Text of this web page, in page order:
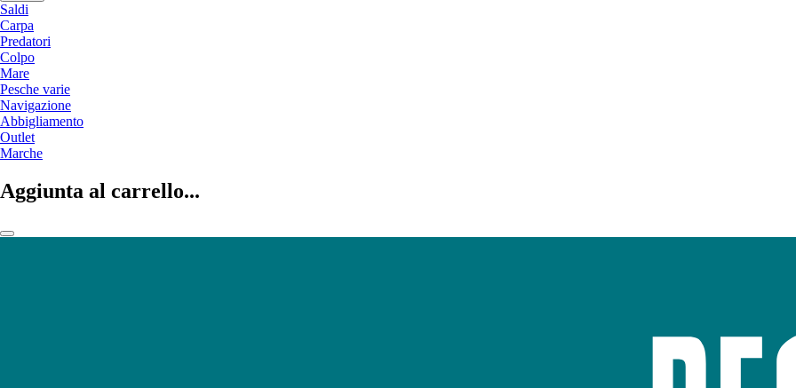
Saldi
Carpa
Predatori
Colpo
Mare
Pesche varie
Navigazione
Abbigliamento
Outlet
Marche
Aggiunta al carrello...